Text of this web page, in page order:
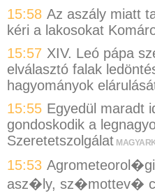
15:58 Az aszály miatt
kéri a lakosokat
15:57 XIV. Leó pápa
elválasztó falak
hagyományok
15:55 Egyedül maradt
gondoskodik a
Szeretetszolgálat
15:53
asz�ly, sz�mottev�